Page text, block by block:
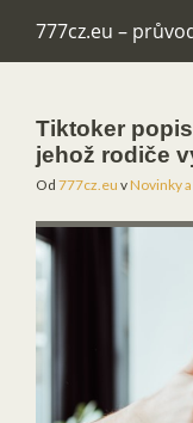
777cz.eu –
Tiktoker
jehož rodiče
Od 777cz.eu vNovinky